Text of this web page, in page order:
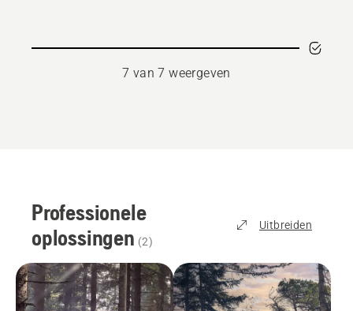
7 van 7 weergeven
Professionele
oplossingen (2)
Uitbreiden